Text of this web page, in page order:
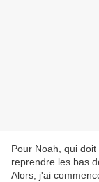
Pour Noah, qui
reprendre les bas
Alors, j'ai